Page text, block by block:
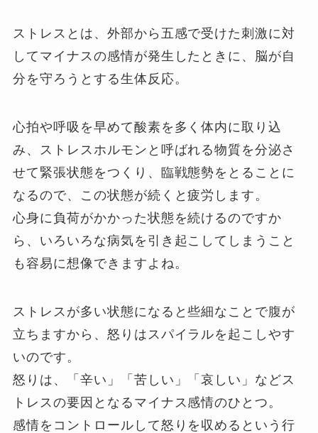
ストレスとは、外部から五感で受けた刺激に対
してマイナスの感情が発生したときに、脳が自
分を守ろうとする生体反応。
心拍や呼吸を早めて酸素を多く体内に取り込
み、ストレスホルモンと呼ばれる物質を分泌さ
せて緊張状態をつくり、臨戦態勢をとることに
なるので、この状態が続くと疲労します。
心身に負荷がかかった状態を続けるのですか
ら、いろいろな病気を引き起こしてしまうこと
も容易に想像できますよね。
ストレスが多い状態になると些細なことで腹が
立ちますから、怒りはスパイラルを起こしやす
いのです。
怒りは、「辛い」「苦しい」「哀しい」などス
トレスの要因となるマイナス感情のひとつ。
感情をコントロールして怒りを収めるという行